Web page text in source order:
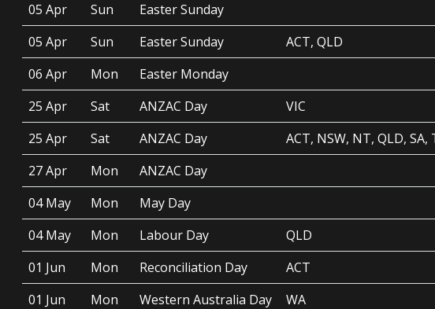
05 Apr
Sun
Easter Sunday
05 Apr
Sun Easter Sunday
ACT, QLD
06 Apr
Mon
Easter Monday
25 Apr
Sat ANZAC Day
VIC
25 Apr
Sat ANZAC Day
ACT, NSW, NT, QLD, SA,
27 Apr
Mon
ANZAC Day
04 May
Mon
May Day
04 May
Mon Labour Day
QLD
01 Jun
Mon Reconciliation Day
ACT
01 Jun
Mon Western Australia Day
WA